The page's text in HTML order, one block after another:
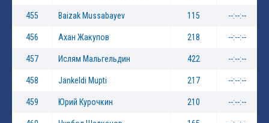
455 Baizak Mussabayev 115 --:--:--
456 Ахан Жакупов 218 --:--:--
457 Ислям Мальгельдин 422 --:--:--
458 Jankeldi Mupti 217 --:--:--
459 Юрий Курочкин 210 --:--:--